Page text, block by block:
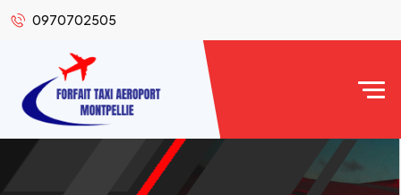
0970702505